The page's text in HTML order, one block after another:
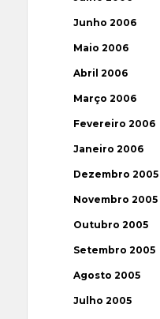
Junho 2006
Maio 2006
Abril 2006
Março 2006
Fevereiro 2006
Janeiro 2006
Dezembro 2005
Novembro 2005
Outubro 2005
Setembro 2005
Agosto 2005
Julho 2005